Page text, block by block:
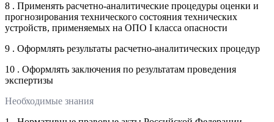
8 . Применять расчетно-аналитические процедуры оценки и
прогнозирования технического состояния технических
устройств, применяемых на ОПО I класса опасности
9 . Оформлять результаты расчетно-аналитических процедур
10 . Оформлять заключения по результатам проведения
экспертизы
Необходимые знания